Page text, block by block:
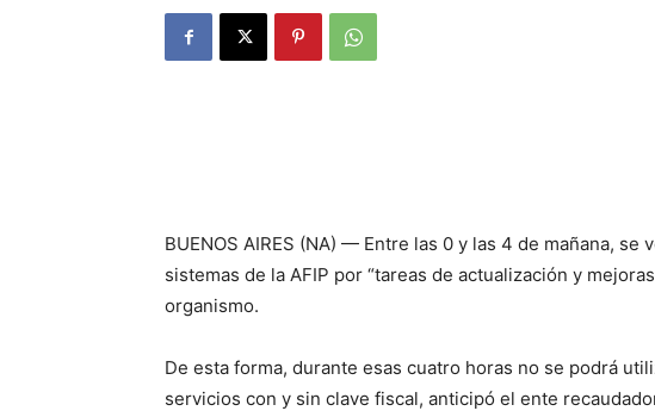
BUENOS AIRES (NA) — Entre las 0 y las 4 de mañana,
sistemas de la AFIP por “tareas de actualización y
organismo.
De esta forma, durante esas cuatro horas no se podrá
servicios con y sin clave fiscal, anticipó el ente